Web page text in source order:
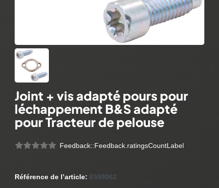
Joint + vis adapté pours pour
léchappement B&S adapté
pour Tracteur de pelouse
Feedback::Feedback.ratingsCountLabel
Référence de l’article: 6599062